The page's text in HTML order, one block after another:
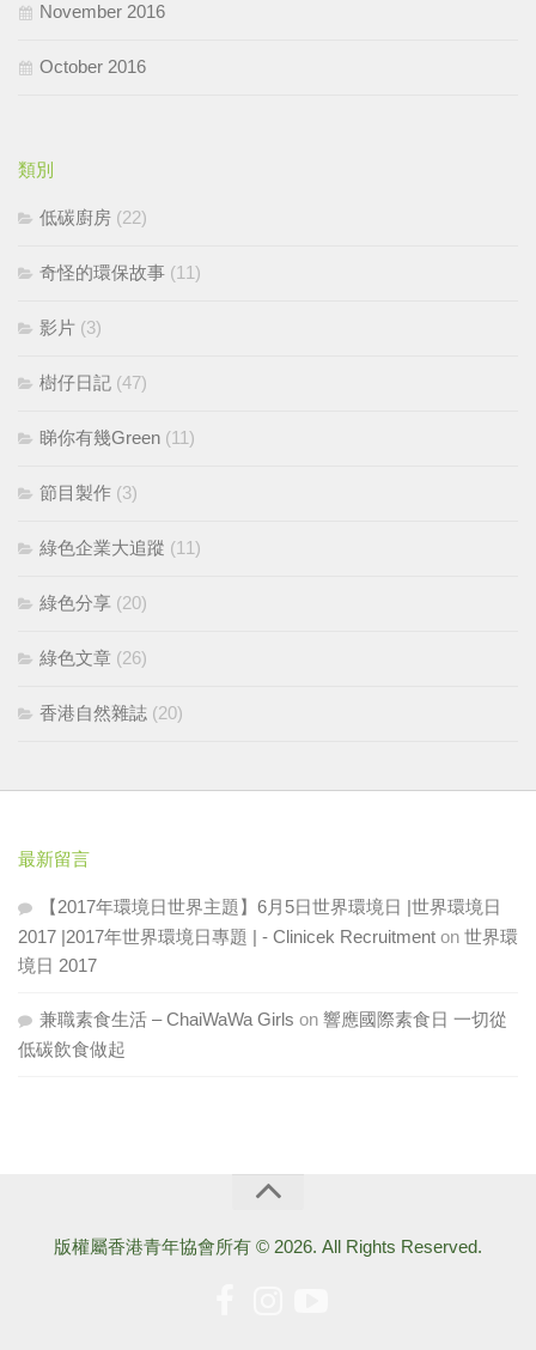
November 2016
October 2016
類別
低碳廚房 (22)
奇怪的環保故事 (11)
影片 (3)
樹仔日記 (47)
睇你有幾Green (11)
節目製作 (3)
綠色企業大追蹤 (11)
綠色分享 (20)
綠色文章 (26)
香港自然雜誌 (20)
最新留言
【2017年環境日世界主題】6月5日世界環境日 |世界環境日
2017 |2017年世界環境日專題 | - Clinicek Recruitment on 世界環
境日 2017
兼職素食生活 – ChaiWaWa Girls on 響應國際素食日 一切從
低碳飲食做起
版權屬香港青年協會所有 © 2026. All Rights Reserved.